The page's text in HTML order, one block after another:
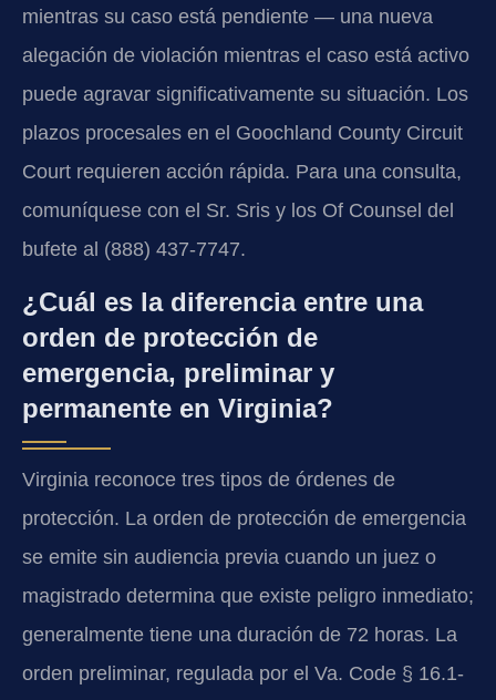
mientras su caso está pendiente — una nueva
alegación de violación mientras el caso está activo
puede agravar significativamente su situación. Los
plazos procesales en el Goochland County Circuit
Court requieren acción rápida. Para una consulta,
comuníquese con el Sr. Sris y los Of Counsel del
bufete al (888) 437-7747.
¿Cuál es la diferencia entre una
orden de protección de
emergencia, preliminar y
permanente en Virginia?
Virginia reconoce tres tipos de órdenes de
protección. La orden de protección de emergencia
se emite sin audiencia previa cuando un juez o
magistrado determina que existe peligro inmediato;
generalmente tiene una duración de 72 horas. La
orden preliminar, regulada por el Va. Code § 16.1-